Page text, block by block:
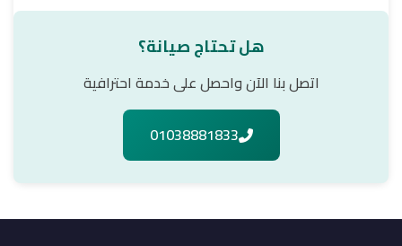
هل تحتاج صيانة؟
اتصل بنا الآن واحصل على خدمة احترافية
01038881833